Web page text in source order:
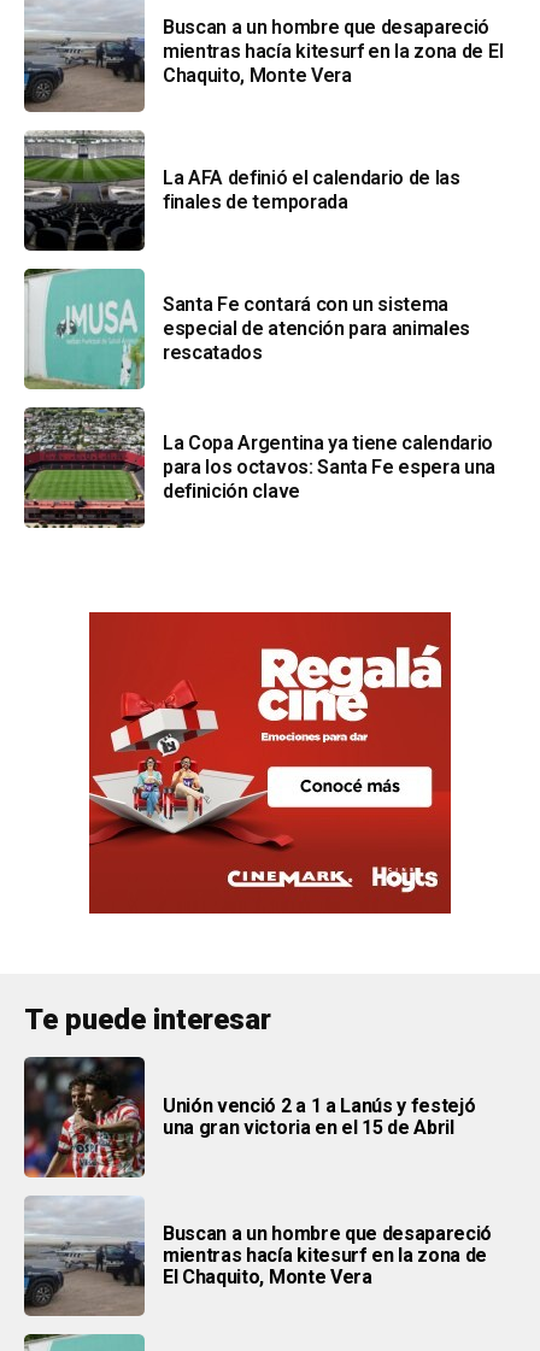
Buscan a un hombre que desapareció
mientras hacía kitesurf en la zona de El
Chaquito, Monte Vera
La AFA definió el calendario de las
finales de temporada
Santa Fe contará con un sistema
especial de atención para animales
rescatados
La Copa Argentina ya tiene calendario
para los octavos: Santa Fe espera una
definición clave
Te puede interesar
Unión venció 2 a 1 a Lanús y festejó
una gran victoria en el 15 de Abril
Buscan a un hombre que desapareció
mientras hacía kitesurf en la zona de
El Chaquito, Monte Vera